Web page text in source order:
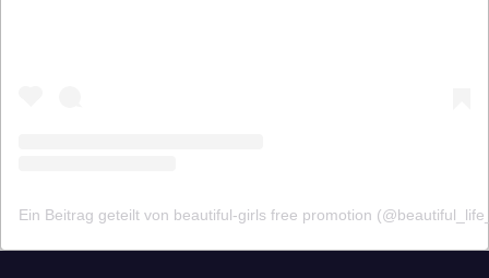
Ein Beitrag geteilt von beautiful-girls free promotion